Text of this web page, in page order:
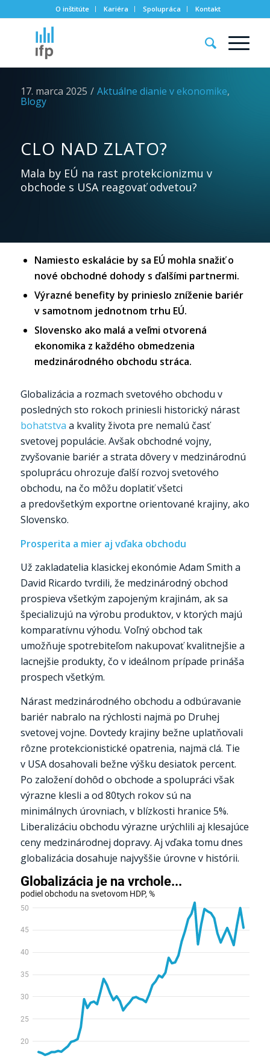
O inštitúte Kariéra Spolupráca Kontakt
17. marca 2025 / Aktuálne dianie v ekonomike,
Blogy
CLO NAD ZLATO?
Mala by EÚ na rast protekcionizmu v
obchode s USA reagovať odvetou?
Namiesto eskalácie by sa EÚ mohla snažiť o
nové obchodné dohody s ďalšími partnermi.
Výrazné benefity by prinieslo zníženie bariér
v samotnom jednotnom trhu EÚ.
Slovensko ako malá a veľmi otvorená
ekonomika z každého obmedzenia
medzinárodného obchodu stráca.
Globalizácia a rozmach svetového obchodu v
posledných sto rokoch priniesli historický nárast
bohatstva a kvality života pre nemalú časť
svetovej populácie. Avšak obchodné vojny,
zvyšovanie bariér a strata dôvery v medzinárodnú
spoluprácu ohrozuje ďalší rozvoj svetového
obchodu, na čo môžu doplatiť všetci
a predovšetkým exportne orientované krajiny, ako
Slovensko.
Prosperita a mier aj vďaka obchodu
Už zakladatelia klasickej ekonómie Adam Smith a
David Ricardo tvrdili, že medzinárodný obchod
prospieva všetkým zapojeným krajinám, ak sa
špecializujú na výrobu produktov, v ktorých majú
komparatívnu výhodu. Voľný obchod tak
umožňuje spotrebiteľom nakupovať kvalitnejšie a
lacnejšie produkty, čo v ideálnom prípade prináša
prospech všetkým.
Nárast medzinárodného obchodu a odbúravanie
bariér nabralo na rýchlosti najmä po Druhej
svetovej vojne. Dovtedy krajiny bežne uplatňovali
rôzne protekcionistické opatrenia, najmä clá. Tie
v USA dosahovali bežne výšku desiatok percent.
Po založení dohôd o obchode a spolupráci však
výrazne klesli a od 80tych rokov sú na
minimálnych úrovniach, v blízkosti hranice 5%.
Liberalizáciu obchodu výrazne urýchlili aj klesajúce
ceny medzinárodnej dopravy. Aj vďaka tomu dnes
globalizácia dosahuje najvyššie úrovne v histórii.